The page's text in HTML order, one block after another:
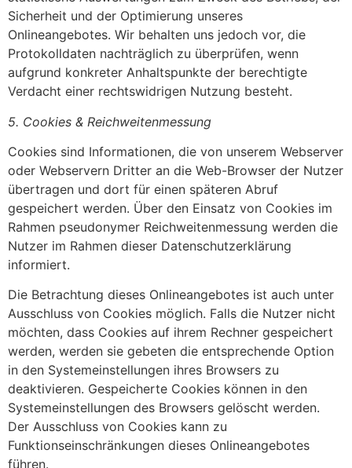
Sicherheit und der Optimierung unseres
Onlineangebotes. Wir behalten uns jedoch vor, die
Protokolldaten nachträglich zu überprüfen, wenn
aufgrund konkreter Anhaltspunkte der berechtigte
Verdacht einer rechtswidrigen Nutzung besteht.
5. Cookies & Reichweitenmessung
Cookies sind Informationen, die von unserem Webserver
oder Webservern Dritter an die Web-Browser der Nutzer
übertragen und dort für einen späteren Abruf
gespeichert werden. Über den Einsatz von Cookies im
Rahmen pseudonymer Reichweitenmessung werden die
Nutzer im Rahmen dieser Datenschutzerklärung
informiert.
Die Betrachtung dieses Onlineangebotes ist auch unter
Ausschluss von Cookies möglich. Falls die Nutzer nicht
möchten, dass Cookies auf ihrem Rechner gespeichert
werden, werden sie gebeten die entsprechende Option
in den Systemeinstellungen ihres Browsers zu
deaktivieren. Gespeicherte Cookies können in den
Systemeinstellungen des Browsers gelöscht werden.
Der Ausschluss von Cookies kann zu
Funktionseinschränkungen dieses Onlineangebotes
führen.